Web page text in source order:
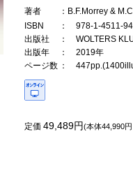
著者
：B.F.Morrey &
ISBN
： 978-1-4511-
出版社
： WOLTERS
出版年
： 2019年
ページ数 ：
定価 49,489円(本体44,990